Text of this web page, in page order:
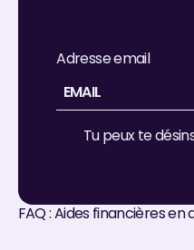
Adresse email
Tu peux te
FAQ : Aides financières